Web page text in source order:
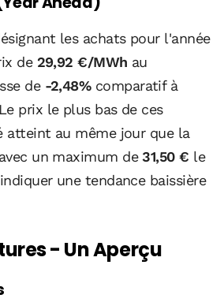
les achats pour l'année
de 29,92 €/MWh au
de -2,48%comparatif à
prix le plus bas de ces
atteint au même jour que la
un maximum de31,50 € le
une tendance baissière
- Un Aperçu